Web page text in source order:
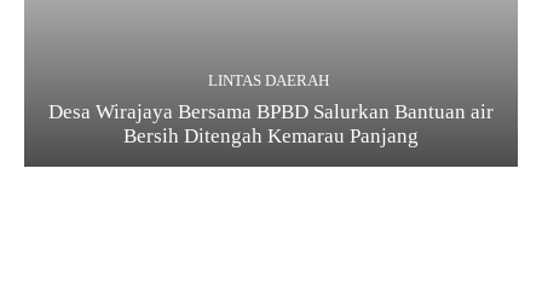
LINTAS DAERAH
Desa Wirajaya Bersama BPBD Salurkan Bantuan air
Bersih Ditengah Kemarau Panjang